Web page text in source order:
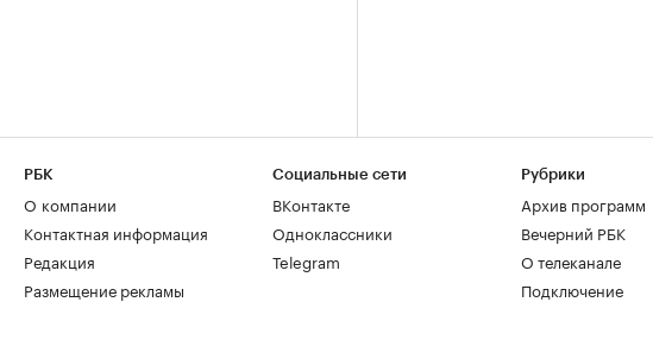
РБК
О компании
Контактная информация
Редакция
Размещение рекламы
Социальные сети
ВКонтакте
Одноклассники
Telegram
Рубрики
Архив программ
Вечерний РБК
О телеканале
Подключение